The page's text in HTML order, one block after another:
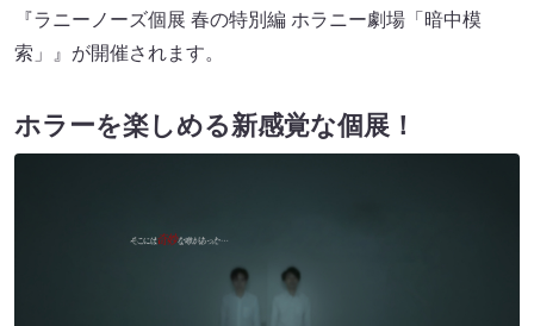
『ラニーノーズ個展 春の特別編 ホラニー劇場「暗中模
索」』が開催されます。
ホラーを楽しめる新感覚な個展！